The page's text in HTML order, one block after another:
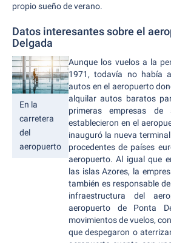
propio sueño de verano.
Datos interesantes sobre el
Delgada
En la
carretera
del
aeropuerto
Aunque los vuelos a la
1971, todavía no había
autos en el aeropuerto
alquilar autos baratos
primeras empresas
establecieron en el
inauguró la nueva
procedentes de países
aeropuerto. Al igual que
las islas Azores, la
también es responsable
infraestructura del
aeropuerto de Ponta
movimientos de vuelos,
que despegaron o